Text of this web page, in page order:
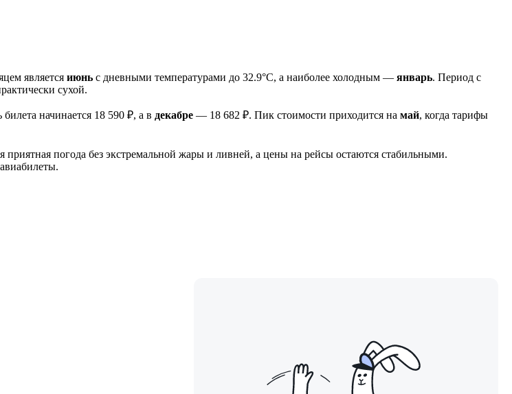
является июнь с дневными температурами до 32.9°C, а наиболее холодным — январь. Период с
сухой.
билета начинается 18 590 ₽, а в декабре — 18 682 ₽. Пик стоимости приходится на май, когда тарифы
приятная погода без экстремальной жары и ливней, а цены на рейсы остаются стабильными.